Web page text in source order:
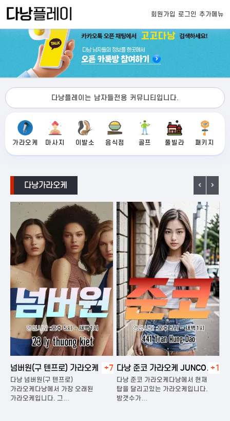
회원가입 로그인 추가메뉴
다낭플레이는 남자들전용 커뮤니티입니다.
가라오케 마사지 이발소 음식점 골프 풀빌라 패키지
다낭가라오케
넘버원(구 텐프로) 가라오케 +7
다낭 넘버원(구 텐프로)
가라오케다낭에서 가장 오래된
가라오케입니다. 그…
다낭 준코 가라오케 JUNCO
KARAOKE
+1
다낭 준코 가라오케다낭에서 현재
탑을 달리고있는 가라오케입니다.
방갯수가…